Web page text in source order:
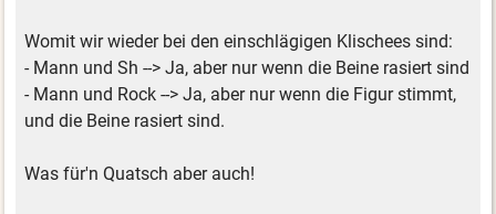
Womit wir wieder bei den einschlägigen Klischees sind:
- Mann und Sh --> Ja, aber nur wenn die Beine rasiert sind
- Mann und Rock --> Ja, aber nur wenn die Figur stimmt,
und die Beine rasiert sind.
Was für'n Quatsch aber auch!